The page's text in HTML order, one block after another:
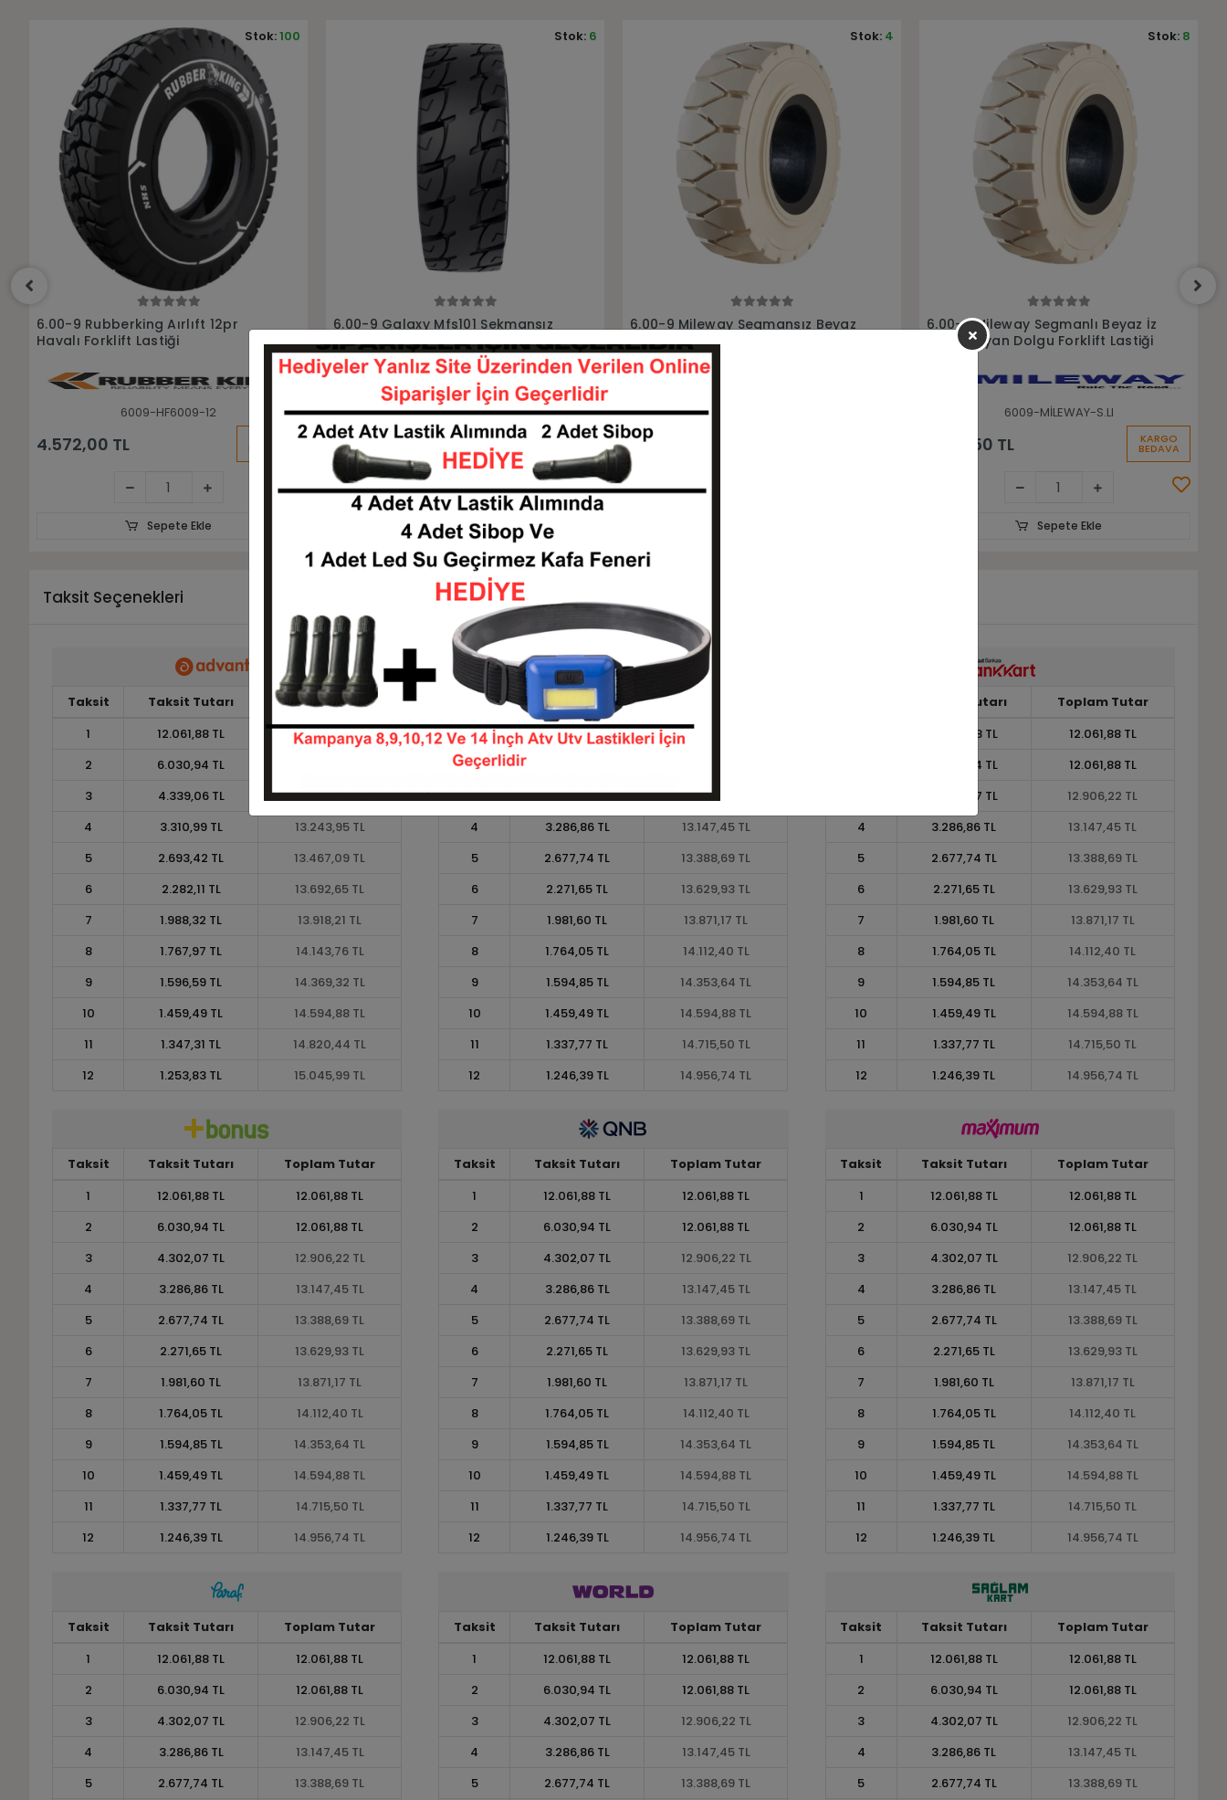
6.00-9 Galaxy Mfs101 Sekmansız
Dolgu Forklift Lastiği
6009-LGX00006
9.094,28 TL BEDAVA
Stok:6
Sepete Ekle
6.00-9 Mileway Segmansız Beyaz
İz Bırakmayan Dolgu Forklift
Lastiği
6009-MİLEWAY-S.SIZ
9.812,50 TL KARGO
Stok: 4
Sepete Ekle
6.00-9 Mileway Segmanlı Beyaz İz
Bırakmayan Dolgu Forklift Lastiği
6009-MİLEWAY-S.LI
9.812,50 TL
Stok: 8
6.00-9 Trayal 10 Kat Havalı
Forklift Lastiği
6009-Trayal
3.950,00 TL KARGO
BEDAVA
Stok: 4
Sepete Ekle
Taksit Seçenekleri
Taksit Taksit Tutarı
Toplam Tutar
1
12.061,88 TL
12.061,88 TL
2
6.030,94 TL
3
4.339,06 TL
13.017,18 TL
4
3.310,99 TL
13.243,95 TL
5
2.693,42 TL
13.467,09 TL
6
2.282,11 TL
13.692,65 TL
7
1.988,32 TL
13.918,21 TL
8
1.767,97 TL
14.143,76 TL
9
1.596,59 TL
14.369,32 TL
10
1.459,49 TL
14.594,88 TL
11
1.347,31 TL
14.820,44 TL
12
1.253,83 TL 15.045,99 TL
Taksit Taksit Tutarı
1
12.061,88 TL
12.061,88 TL
2
3
4.302,07 TL
12.906,22 TL
4
3.286,86 TL
13.147,45 TL
5
2.677,74 TL
13.388,69 TL
6
2.271,65 TL
13.629,93 TL
7
1.981,60 TL
13.871,17 TL
8
1.764,05 TL
14.112,40 TL
9
1.594,85 TL
14.353,64 TL
10
1.459,49 TL
14.594,88 TL
11
1.337,77 TL
14.715,50 TL
12
1.246,39 TL 14.956,74 TL
Taksit Tutarı
Toplam Tutar
12.061,88 TL
12.061,88 TL
6.030,94 TL
12.061,88 TL
4.302,07 TL
12.906,22 TL
4
3.286,86 TL
13.147,45 TL
5
2.677,74 TL
13.388,69 TL
6
2.271,65 TL
13.629,93 TL
7
1.981,60 TL
13.871,17 TL
8
1.764,05 TL
14.112,40 TL
9
1.594,85 TL
14.353,64 TL
10
1.459,49 TL
14.594,88 TL
11
1.337,77 TL
14.715,50 TL
12
1.246,39 TL 14.956,74 TL
Taksit Taksit Tutarı
Toplam Tutar
1
12.061,88 TL
12.061,88 TL
2
6.030,94 TL
12.061,88 TL
3
4.302,07 TL
12.906,22 TL
4
3.286,86 TL
13.147,45 TL
5
2.677,74 TL
13.388,69 TL
6
2.271,65 TL
13.629,93 TL
7
1.981,60 TL
13.871,17 TL
8
1.764,05 TL
14.112,40 TL
9
1.594,85 TL
14.353,64 TL
10
1.459,49 TL
14.594,88 TL
11
1.337,77 TL
14.715,50 TL
12
1.246,39 TL 14.956,74 TL
Taksit Taksit Tutarı
Toplam Tutar
1
12.061,88 TL
12.061,88 TL
2
6.030,94 TL
12.061,88 TL
3
4.302,07 TL
12.906,22 TL
4
3.286,86 TL
13.147,45 TL
5
2.677,74 TL
13.388,69 TL
6
2.271,65 TL
13.629,93 TL
7
1.981,60 TL
13.871,17 TL
8
1.764,05 TL
14.112,40 TL
9
1.594,85 TL
14.353,64 TL
10
1.459,49 TL
14.594,88 TL
11
1.337,77 TL
14.715,50 TL
12
1.246,39 TL 14.956,74 TL
Taksit Taksit Tutarı
Toplam Tutar
1
12.061,88 TL
12.061,88 TL
2
6.030,94 TL
12.061,88 TL
3
4.302,07 TL
12.906,22 TL
4
3.286,86 TL
13.147,45 TL
5
2.677,74 TL
13.388,69 TL
6
2.271,65 TL
13.629,93 TL
7
1.981,60 TL
13.871,17 TL
8
1.764,05 TL
14.112,40 TL
9
1.594,85 TL
14.353,64 TL
10
1.459,49 TL
14.594,88 TL
11
1.337,77 TL
14.715,50 TL
12
1.246,39 TL 14.956,74 TL
Taksit Taksit Tutarı
Toplam Tutar
1
12.061,88 TL
12.061,88 TL
2
6.030,94 TL
12.061,88 TL
3
4.302,07 TL
12.906,22 TL
4
3.286,86 TL
13.147,45 TL
5
2.677,74 TL 13.388,69 TL
Taksit Taksit Tutarı
Toplam Tutar
1
12.061,88 TL
12.061,88 TL
2
6.030,94 TL
12.061,88 TL
3
4.302,07 TL
12.906,22 TL
4
3.286,86 TL
13.147,45 TL
5
2.677,74 TL 13.388,69 TL
Taksit Taksit Tutarı
Toplam Tutar
1
12.061,88 TL
12.061,88 TL
2
6.030,94 TL
12.061,88 TL
3
4.302,07 TL
12.906,22 TL
4
3.286,86 TL
13.147,45 TL
5
2.677,74 TL 13.388,69 TL